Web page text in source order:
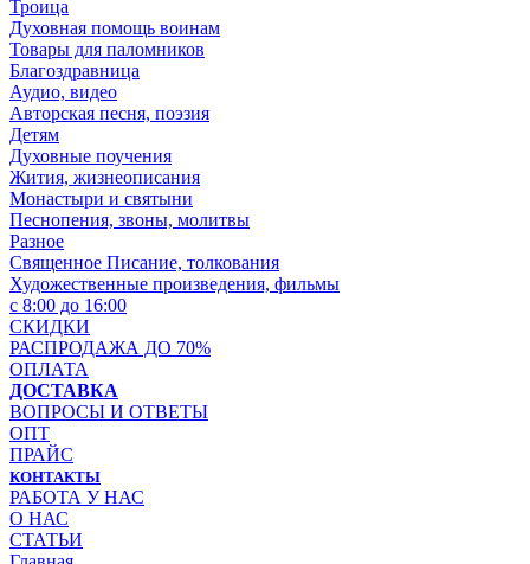
Троица
Духовная помощь воинам
Товары для паломников
Благоздравница
Аудио, видео
Авторская песня, поэзия
Детям
Духовные поучения
Жития, жизнеописания
Монастыри и святыни
Песнопения, звоны, молитвы
Разное
Священное Писание, толкования
Художественные произведения, фильмы
с 8:00 до 16:00
СКИДКИ
РАСПРОДАЖА ДО 70%
ОПЛАТА
ДОСТАВКА
ВОПРОСЫ И ОТВЕТЫ
ОПТ
ПРАЙС
КОНТАКТЫ
РАБОТА У НАС
О НАС
СТАТЬИ